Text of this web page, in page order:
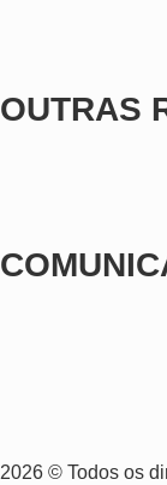
OUTRAS
2026 © Todos os